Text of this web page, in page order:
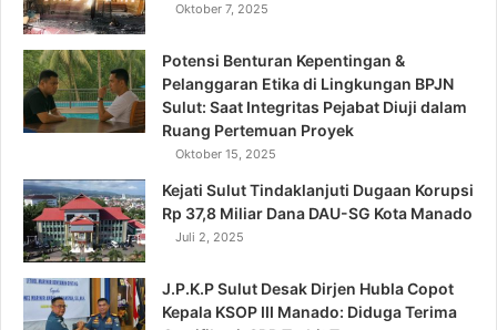
Oktober 7, 2025
Potensi Benturan Kepentingan &
Pelanggaran Etika di Lingkungan BPJN
Sulut: Saat Integritas Pejabat Diuji dalam
Ruang Pertemuan Proyek
Oktober 15, 2025
Kejati Sulut Tindaklanjuti Dugaan Korupsi
Rp 37,8 Miliar Dana DAU-SG Kota Manado
Juli 2, 2025
J.P.K.P Sulut Desak Dirjen Hubla Copot
Kepala KSOP III Manado: Diduga Terima